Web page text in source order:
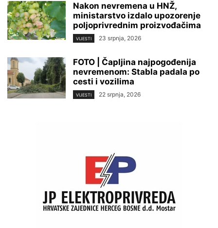
Nakon nevremena u HNŽ,
ministarstvo izdalo upozorenje
poljoprivrednim proizvođačima
VIJESTI 23 srpnja, 2026
FOTO | Čapljina najpogođenija
nevremenom: Stabla padala po
cesti i vozilima
VIJESTI 22 srpnja, 2026